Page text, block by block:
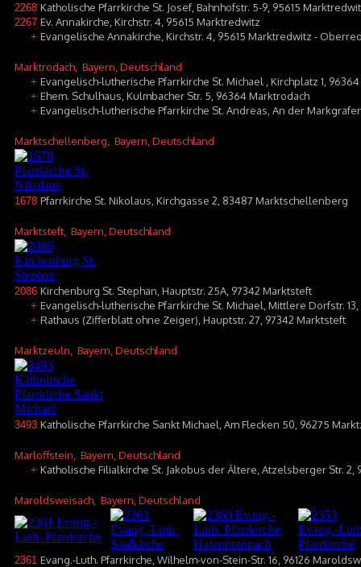
2268 Katholische Pfarrkirche St. Josef, Bahnhofstr. 5-9, 95615
2267 Ev. Annakirche, Kirchstr. 4, 95615 Marktredwitz
+ Evangelische Annakirche, Kirchstr. 4, 95615 Marktredwitz -
Marktrodach , Bayern, Deutschland
+ Evangelisch-lutherische Pfarrkirche St. Michael , Kirchplatz 1,
+ Ehem. Schulhaus, Kulmbacher Str. 5, 96364 Marktrodach
+ Evangelisch-lutherische Pfarrkirche St. Andreas, An der
Marktschellenberg , Bayern, Deutschland
1678 Pfarrkirche St. Nikolaus, Kirchgasse 2, 83487 Marktschellenberg
Marktsteft , Bayern, Deutschland
2086 Kirchenburg St. Stephan, Hauptstr. 25A, 97342 Marktsteft
+ Evangelisch-lutherische Pfarrkirche St. Michael, Mittlere Dorfstr.
+ Rathaus (Zifferblatt ohne Zeiger), Hauptstr. 27, 97342 Marktsteft
Marktzeuln , Bayern, Deutschland
3493 Katholische Pfarrkirche Sankt Michael, Am Flecken 50, 96275
Marloffstein , Bayern, Deutschland
+ Katholische Filialkirche St. Jakobus der Ältere, Atzelsberger Str. 2,
Maroldsweisach , Bayern, Deutschland
2361 Evang.-Luth. Pfarrkirche, Wilhelm-von-Stein-Str. 16, 96126